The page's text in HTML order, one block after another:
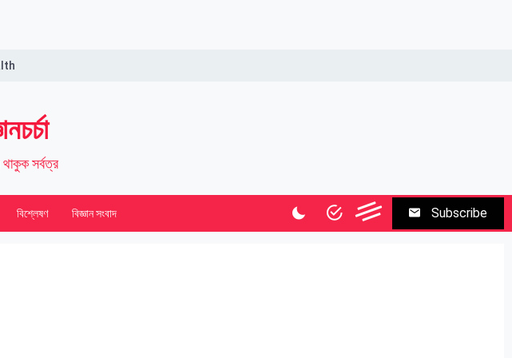
থাকুক সর্বত্র
বিশ্লেষণ বিজ্ঞান সংবাদ Subscribe